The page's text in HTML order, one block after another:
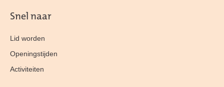
Snel naar
Lid worden
Openingstijden
Activiteiten